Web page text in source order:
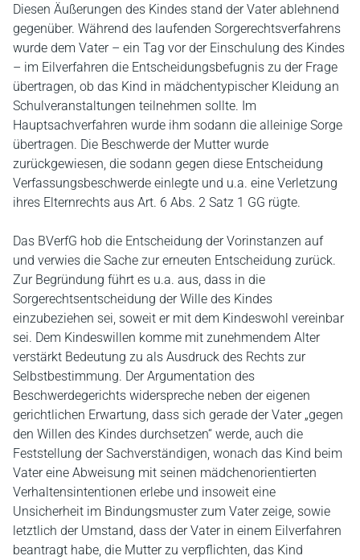
Diesen Äußerungen des Kindes stand der Vater ablehnend
gegenüber. Während des laufenden Sorgerechtsverfahrens
wurde dem Vater – ein Tag vor der Einschulung des Kindes
– im Eilverfahren die Entscheidungsbefugnis zu der Frage
übertragen, ob das Kind in mädchentypischer Kleidung an
Schulveranstaltungen teilnehmen sollte. Im
Hauptsachverfahren wurde ihm sodann die alleinige Sorge
übertragen. Die Beschwerde der Mutter wurde
zurückgewiesen, die sodann gegen diese Entscheidung
Verfassungsbeschwerde einlegte und u.a. eine Verletzung
ihres Elternrechts aus Art. 6 Abs. 2 Satz 1 GG rügte.
Das BVerfG hob die Entscheidung der Vorinstanzen auf
und verwies die Sache zur erneuten Entscheidung zurück.
Zur Begründung führt es u.a. aus, dass in die
Sorgerechtsentscheidung der Wille des Kindes
einzubeziehen sei, soweit er mit dem Kindeswohl vereinbar
sei. Dem Kindeswillen komme mit zunehmendem Alter
verstärkt Bedeutung zu als Ausdruck des Rechts zur
Selbstbestimmung. Der Argumentation des
Beschwerdegerichts widerspreche neben der eigenen
gerichtlichen Erwartung, dass sich gerade der Vater „gegen
den Willen des Kindes durchsetzen“ werde, auch die
Feststellung der Sachverständigen, wonach das Kind beim
Vater eine Abweisung mit seinen mädchenorientierten
Verhaltensintentionen erlebe und insoweit eine
Unsicherheit im Bindungsmuster zum Vater zeige, sowie
letztlich der Umstand, dass der Vater in einem Eilverfahren
beantragt habe, die Mutter zu verpflichten, das Kind